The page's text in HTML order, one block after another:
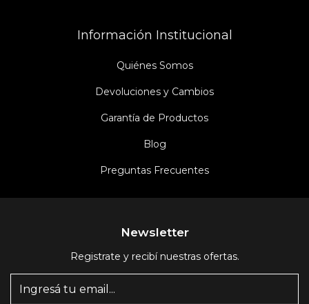
Información Institucional
Quiénes Somos
Devoluciones y Cambios
Garantía de Productos
Blog
Preguntas Frecuentes
Newsletter
Registrate y recibí nuestras ofertas.